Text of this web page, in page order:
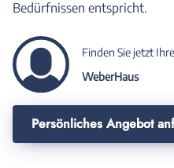
Bedürfnissen entspricht.
Finden Sie jetzt
WeberHaus
Persönliches Angebot